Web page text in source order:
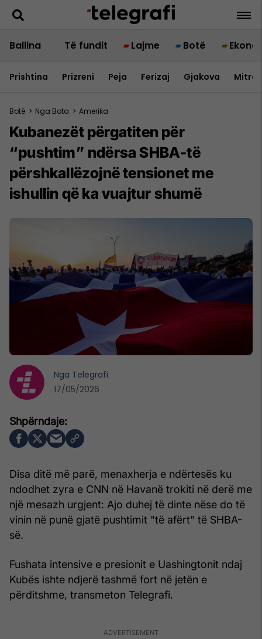
Ballina Të fundit Lajme Botë
Prishtina Prizreni Peja Ferizaj Gjakova
Botë > Nga Bota > Amerika
Kubanezët përgatiten për
“pushtim” ndërsa SHBA-të
përshkallëzojnë tensionet me
ishullin që ka vuajtur shumë
Disa ditë më parë, menaxherja e ndërtesës ku
ndodhet zyra e CNN në Havanë trokiti në derë me
një mesazh urgjent: Ajo duhej të dinte nëse do të
vinin në punë gjatë pushtimit "të afërt" të SHBA-
së.
Fushata intensive e presionit e Uashingtonit ndaj
Kubës ishte ndjerë tashmë fort në jetën e
përditshme, transmeton Telegrafi.
Nga Telegrafi
17/05/2026